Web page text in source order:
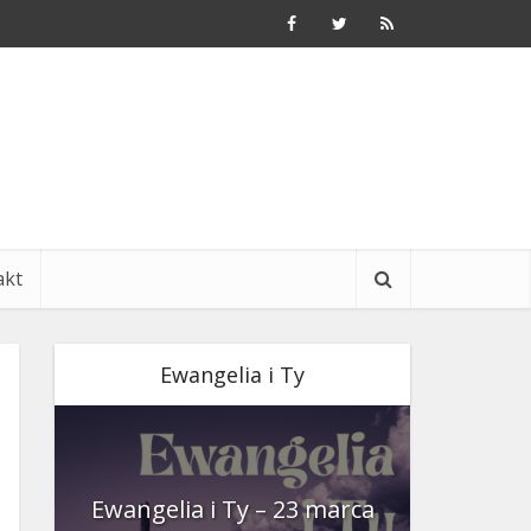
Ewangelia i Ty
Ewangelia i Ty – 23 marca